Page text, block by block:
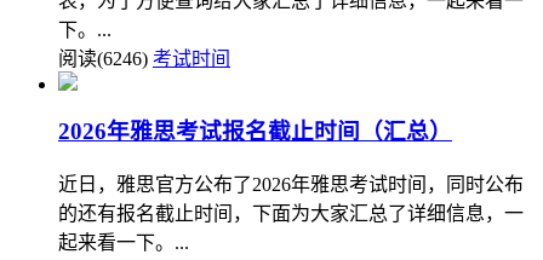
下。...
阅读(6246) 考试时间
2026年雅思考试报名截止时间（汇总）
近日，雅思官方公布了2026年雅思考试时间，同时公布
的还有报名截止时间，下面为大家汇总了详细信息，一
起来看一下。...